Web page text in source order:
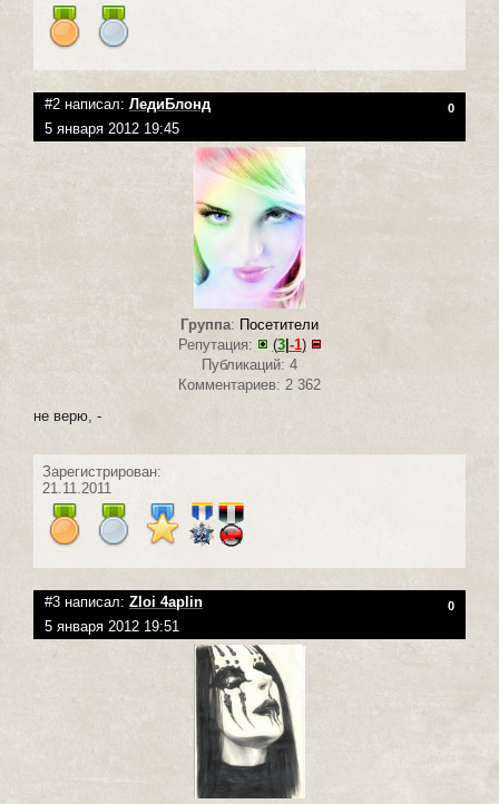
#2 написал: ЛедиБлонд 0
5 января 2012 19:45
Группа: Посетители
Репутация:
(3| -1)
Публикаций: 4
Комментариев: 2 362
не верю, -
Зарегистрирован:
21.11.2011
#3 написал: Zloi 4aplin 0
5 января 2012 19:51